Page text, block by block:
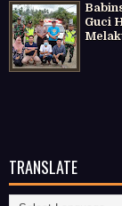
Guci
TRANSLATE